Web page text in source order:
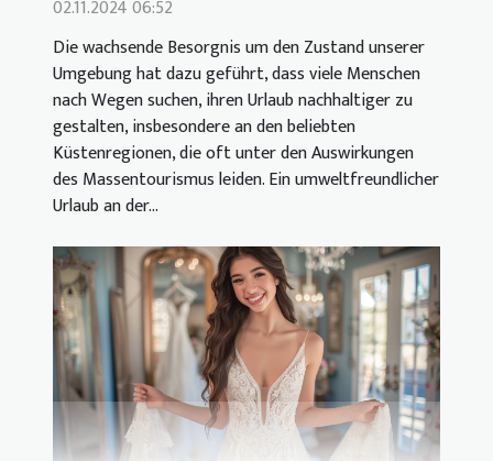
02.11.2024 06:52
Die wachsende Besorgnis um den Zustand unserer
Umgebung hat dazu geführt, dass viele Menschen
nach Wegen suchen, ihren Urlaub nachhaltiger zu
gestalten, insbesondere an den beliebten
Küstenregionen, die oft unter den Auswirkungen
des Massentourismus leiden. Ein umweltfreundlicher
Urlaub an der...